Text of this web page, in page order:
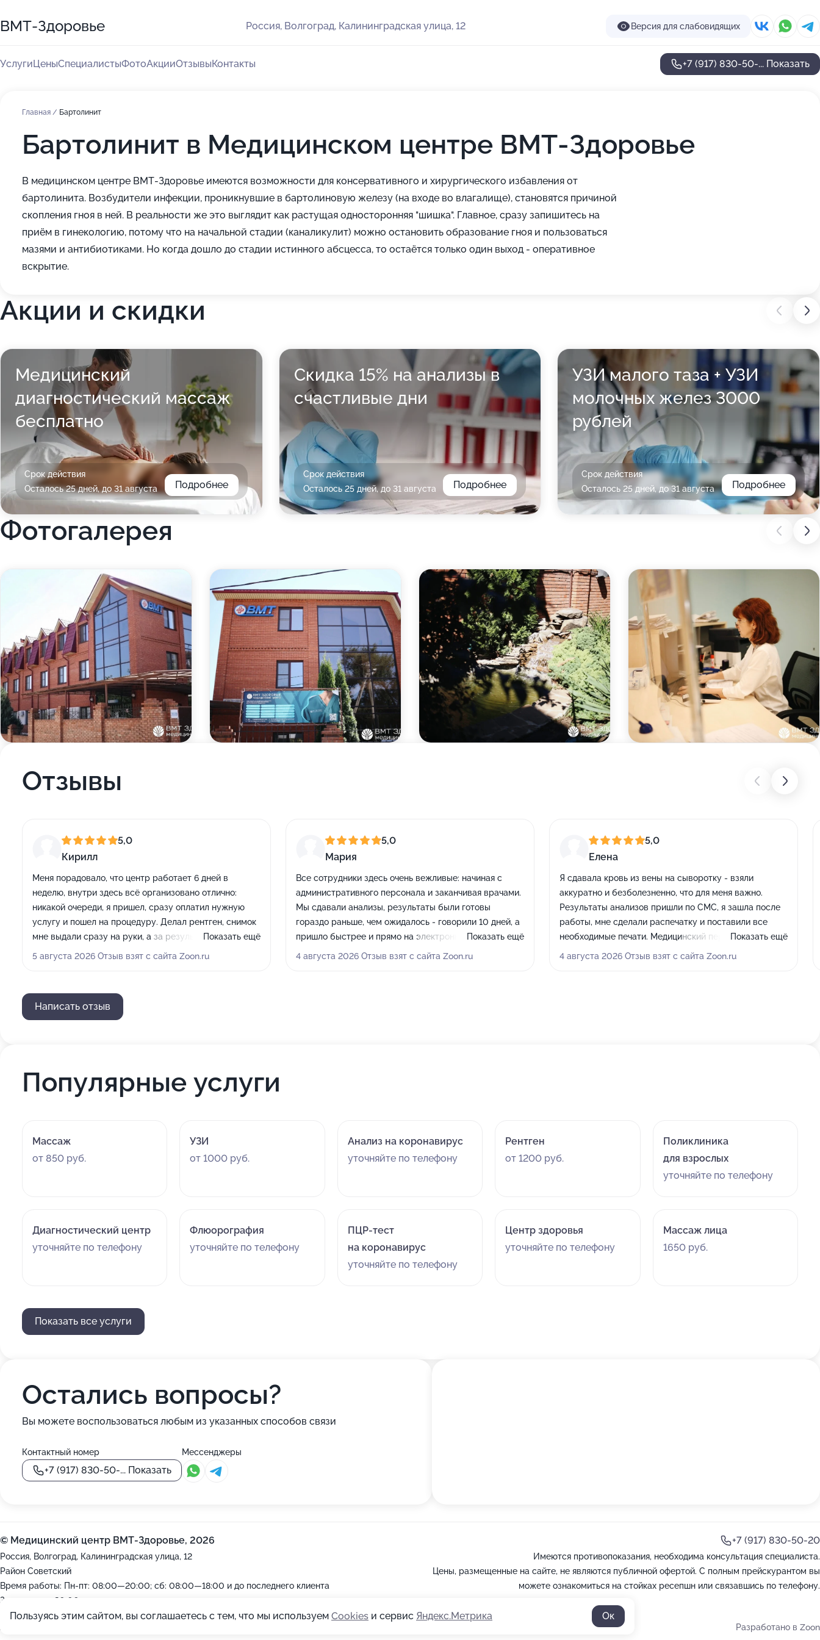
ВМТ-Здоровье Россия, Волгоград, Калининградская улица, 12 Версия для слабовидящих
УслугиЦеныСпециалистыФотоАкцииОтзывыКонтакты +7 (917) 830-50-... Показать
Главная / Бартолинит
Бартолинит в Медицинском центре ВМТ-Здоровье
В медицинском центре ВМТ-Здоровье имеются возможности для консервативного и хирургического избавления от
бартолинита. Возбудители инфекции, проникнувшие в бартолиновую железу (на входе во влагалище), становятся причиной
скопления гноя в ней. В реальности же это выглядит как растущая односторонняя "шишка". Главное, сразу запишитесь на
приём в гинекологию, потому что на начальной стадии (каналикулит) можно остановить образование гноя и пользоваться
мазями и антибиотиками. Но когда дошло до стадии истинного абсцесса, то остаётся только один выход - оперативное
вскрытие.
Акции и скидки
Медицинский
диагностический массаж
бесплатно
Срок действия
Осталось 25 дней, до 31 августа
Подробнее
Скидка 15% на анализы в
счастливые дни
Срок действия
Осталось 25 дней, до 31 августа
Подробнее
УЗИ малого таза + УЗИ
молочных желез 3000
рублей
Срок действия
Осталось 25 дней, до 31 августа
Подробнее
Фотогалерея
Отзывы
5,0
Кирилл
Меня порадовало, что центр работает 6 дней в
неделю, внутри здесь всё организовано отлично:
никакой очереди, я пришел, сразу оплатил нужную
услугу и пошел на процедуру. Делал рентген, снимок
мне выдали сразу на руки, а за результатом и
описанием я приехал позже - в бумажном виде всё
забрал выписку и ушел, это лучше, чем ходить в
бесплатные поликлиники.
Показать ещё
5 августа 2026 Отзыв взят с сайта Zoon.ru
5,0
Мария
Все сотрудники здесь очень вежливые: начиная с
административного персонала и заканчивая врачами.
Мы сдавали анализы, результаты были готовы
гораздо раньше, чем ожидалось - говорили 10 дней, а
пришло быстрее и прямо на электронную почту. Для
меня в работе медицинского персонала всегда важна
Показать ещё
4 августа 2026 Отзыв взят с сайта Zoon.ru
5,0
Елена
Я сдавала кровь из вены на сыворотку - взяли
аккуратно и безболезненно, что для меня важно.
Результаты анализов пришли по СМС, я зашла после
работы, мне сделали распечатку и поставили все
необходимые печати. Медицинский персонал здесь
очень культурный, в регистратуре всегда хорошо
Показать ещё
4 августа 2026 Отзыв взят с сайта Zoon.ru
Написать отзыв
Популярные услуги
Массаж
от 850 руб.
УЗИ
от 1000 руб.
Анализ на коронавирус
уточняйте по телефону
Рентген
от 1200 руб.
Поликлиника
для взрослых
уточняйте по телефону
Диагностический центр
уточняйте по телефону
Флюорография
уточняйте по телефону
ПЦР-тест
на коронавирус
уточняйте по телефону
Центр здоровья
уточняйте по телефону
Массаж лица
1650 руб.
Показать все услуги
Остались вопросы?
Вы можете воспользоваться любым из указанных способов связи
Контактный номер
+7 (917) 830-50-... Показать
Мессенджеры
© Медицинский центр ВМТ-Здоровье, 2026
Россия, Волгоград, Калининградская улица, 12
Район Советский
Время работы: Пн-пт: 08:00—20:00; сб: 08:00—18:00 и до последнего клиента
Закроемся в 20:00
+7 (917) 830-50-20
Имеются противопоказания, необходима консультация специалиста.
Цены, размещенные на сайте, не являются публичной офертой. С полным прейскурантом вы
можете ознакомиться на стойках ресепшн или связавшись по телефону.
Разработано в Zoon
Пользуясь этим сайтом, вы соглашаетесь с тем, что мы используем Cookies и сервис Яндекс.Метрика Ок